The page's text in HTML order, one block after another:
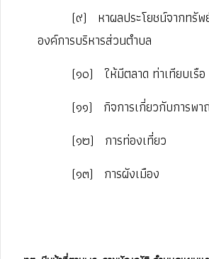
(๙)
หาผลประโยชน์จากทรั
องค์การบริหารส่วนตําบล
(๑๐) ให้มีตลาด ท่าเทียบเรื
(๑๑)
กิจการเกี่ยวกับการพ
(๑๒)
การท่องเที่ยว
(๑๓)
การผังเมือง